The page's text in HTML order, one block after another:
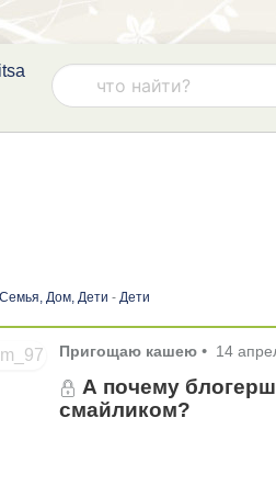
Семья, Дом, Дети - Дети
Пригощаю кашею • 14
А почему
смайликом?